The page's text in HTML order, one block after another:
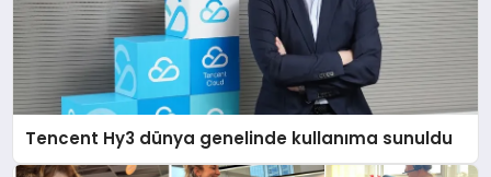
Tencent Hy3 dünya genelinde kullanıma sunuldu